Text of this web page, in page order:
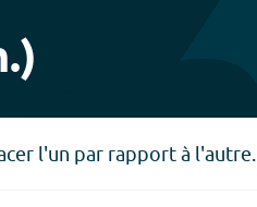
l'un par rapport à l'autre.